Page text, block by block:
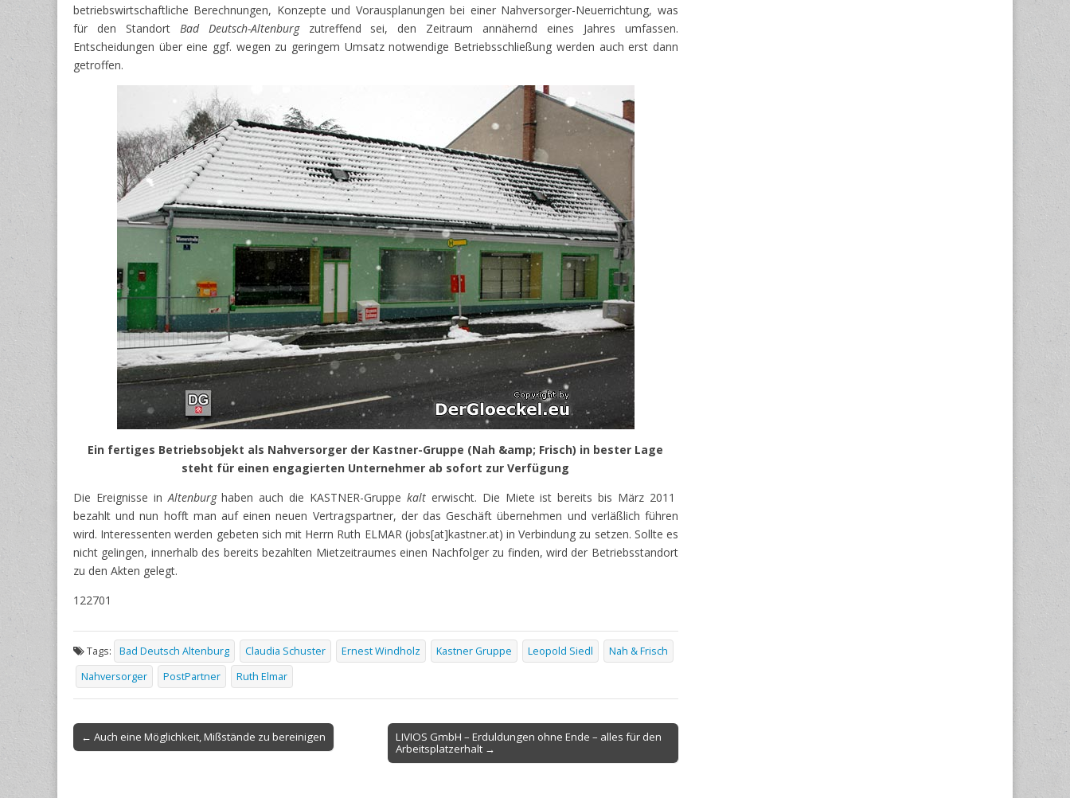
betriebswirtschaftliche Berechnungen, Konzepte und Vorausplanungen bei einer Nahversorger-Neuerrichtung, was
für den Standort Bad Deutsch-Altenburgzutreffend sei, den Zeitraum annähernd eines Jahres umfassen.
Entscheidungen über eine ggf. wegen zu geringem Umsatz notwendige Betriebsschließung werden auch erst dann
getroffen.
Ein fertiges Betriebsobjekt als Nahversorger der Kastner-Gruppe (Nah &amp; Frisch) in bester Lage
steht für einen engagierten Unternehmer ab sofort zur Verfügung
Die Ereignisse inAltenburghaben auch die KASTNER-Gruppe kalterwischt. Die Miete ist bereits bis März 2011
bezahlt und nun hofft man auf einen neuen Vertragspartner, der das Geschäft übernehmen und verläßlich führen
wird. Interessenten werden gebeten sich mit Herrn Ruth ELMAR (jobs[at]kastner.at) in Verbindung zu setzen. Sollte es
nicht gelingen, innerhalb des bereits bezahlten Mietzeitraumes einen Nachfolger zu finden, wird der Betriebsstandort
zu den Akten gelegt.
122701
Tags: Bad Deutsch Altenburg Claudia Schuster Ernest Windholz Kastner Gruppe Leopold Siedl
Nah & Frisch
Nahversorger
PostPartner Ruth Elmar
Post
navigation
← Auch eine Möglichkeit, Mißstände zu bereinigen
LIVIOS GmbH – Erduldungen ohne Ende – alles für den
Arbeitsplatzerhalt →